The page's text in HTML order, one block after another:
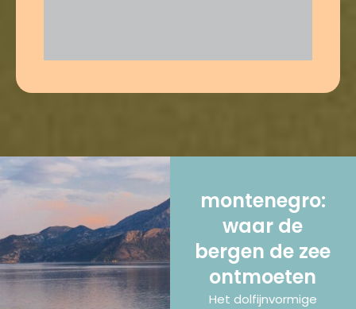
montenegro:
waar de
bergen de zee
ontmoeten
Het dolfijnvormige